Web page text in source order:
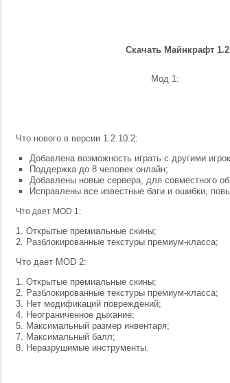
Скачать Майнкрафт
Мод 1:
Что нового в версии 1.2.10.2:
Добавлена возможность играть с другими
Поддержка до 8 человек онлайн;
Добавлены новые сервера, для совместного
Исправлены все известные баги и ошибки,
Что дает MOD 1:
1. Открытые премиальные скины;
2. Разблокированные текстуры премиум-класса;
Что дает MOD 2:
1. Открытые премиальные скины;
2. Разблокированные текстуры премиум-класса;
3. Нет модификаций повреждений;
4. Неограниченное дыхание;
5. Максимальный размер инвентаря;
7. Максимальный балл;
8. Неразрушимые инструменты.